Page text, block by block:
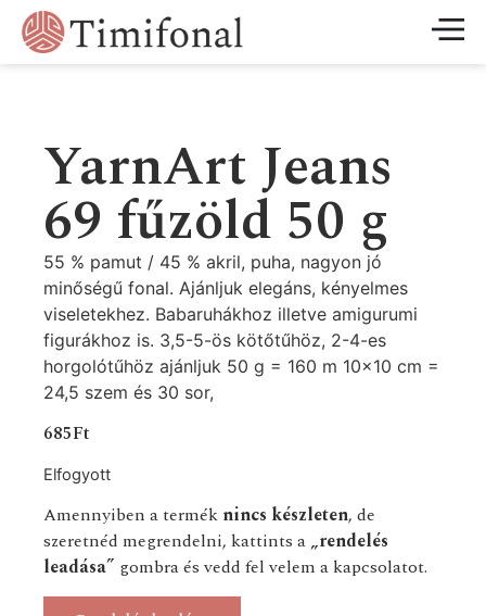
YarnArt Jeans
69 fűzöld 50 g
55 % pamut / 45 % akril, puha, nagyon jó
minőségű fonal. Ajánljuk elegáns, kényelmes
viseletekhez. Babaruhákhoz illetve amigurumi
figurákhoz is. 3,5-5-ös kötőtűhöz, 2-4-es
horgolótűhöz ajánljuk 50 g = 160 m 10×10 cm =
24,5 szem és 30 sor,
685Ft
Elfogyott
Amennyiben a termék nincs készleten, de
szeretnéd megrendelni, kattints a „rendelés
leadása” gombra és vedd fel velem a kapcsolatot.